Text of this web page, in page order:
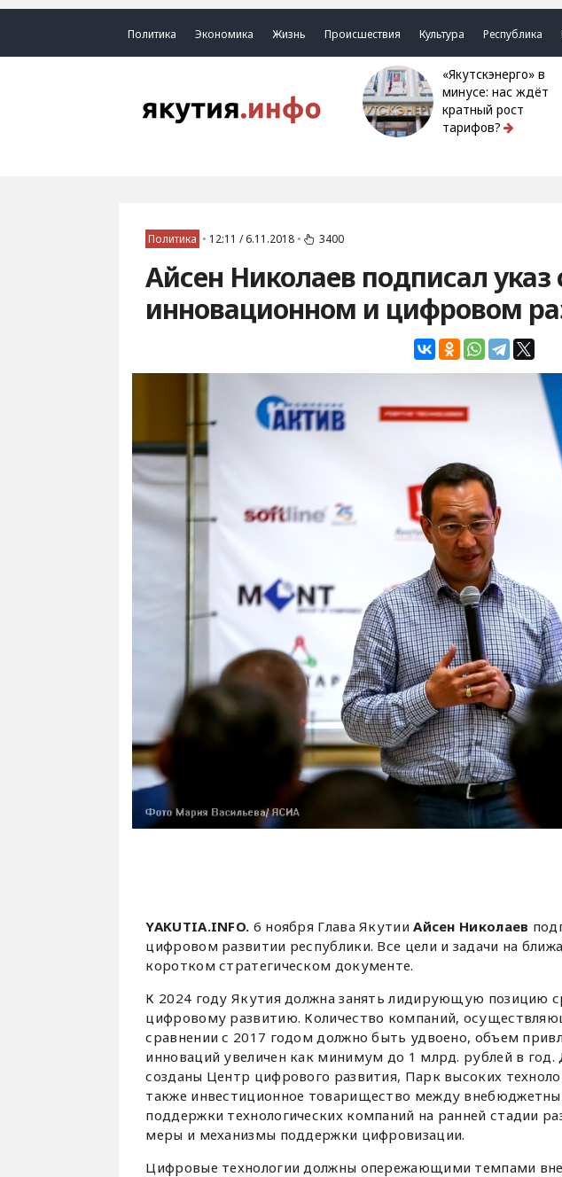
Политика Экономика Жизнь Происшествия Культура Республика
«Якутскэнерго» в
минусе: нас ждёт
кратный рост
тарифов?
Политика • 12:11 / 6.11.2018 • 3400
Айсен Николаев подписал указ
инновационном и цифровом
YAKUTIA.INFO. 6 ноября Глава ЯкутииАйсен Николаев
цифровом развитии республики. Все цели и задачи на
коротком стратегическом документе.
К 2024 году Якутия должна занять лидирующую позицию
цифровому развитию. Количество компаний,
сравнении с 2017 годом должно быть удвоено, объем
инноваций увеличен как минимум до 1 млрд. рублей в год.
созданы Центр цифрового развития, Парк высоких
также инвестиционное товарищество между
поддержки технологических компаний на ранней стадии
меры и механизмы поддержки цифровизации.
Цифровые технологии должны опережающими темпами